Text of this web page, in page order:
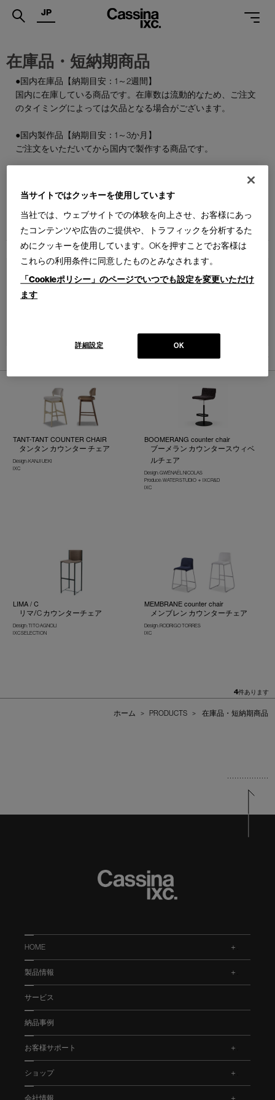
.
SERVICES
MAGAZINE
SHOPS
PROFESSIONAL
ONLINE STORE お問合せ
JP
在庫品・短納期商品
●国内在庫品【納期目安：1～2週間】
国内に在庫している商品です。在庫数は流動的なため、ご注文
のタイミングによっては欠品となる場合がございます。
●国内製作品【納期目安：1～3か月】
ご注文をいただいてから国内で製作する商品です。
通常はお届けまで約6か月を要する輸入商品の一部を、期間限
定で国内在庫としてご用意しております。数量限定のため、な
くなり次第終了となります。
件あります
TANT-TANT COUNTER CHAIR
タンタン カウンター チェア
Design : KANJI UEKI
IXC
BOOMERANG counter chair
ブーメラン カウンタースウィベ
ルチェア
Design : GWÉNAËL NICOLAS
Produce : WATER STUDIO ＋ IXC R&D
IXC
LIMA / C
リマ/C カウンターチェア
Design : TITO AGNOLI
IXC SELECTION
MEMBRANE counter chair
メンブレン カウンターチェア
Design : RODRIGO TORRES
IXC
4件あります
ホーム > PRODUCTS > 在庫品・短納期商品
HOME
製品情報
サービス
納品事例
お客様サポート
ショップ
会社情報
当サイトではクッキーを使用しています
当社では、ウェブサイトでの体験を向上させ、お客様にあっ
たコンテンツや広告のご提供や、トラフィックを分析するた
めにクッキーを使用しています。OKを押すことでお客様は
これらの利用条件に同意したものとみなされます。
「Cookieポリシー」のページでいつでも設定を変更いただけ
ます
OK
詳細設定